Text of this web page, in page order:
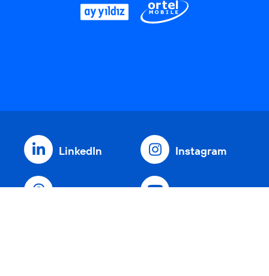
LinkedIn Instagram
Threads YouTube